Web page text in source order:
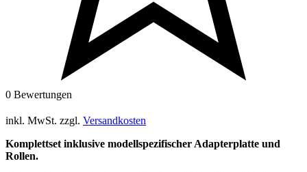
0 Bewertungen
inkl. MwSt. zzgl. Versandkosten
Komplettset inklusive modellspezifischer Adapterplatte und
Rollen.